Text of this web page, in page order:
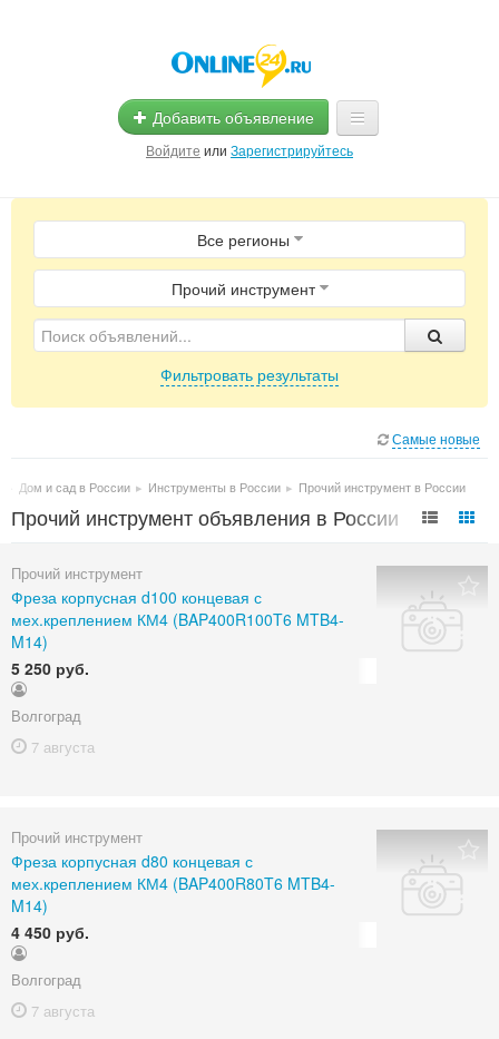
Добавить объявление
Войдите или Зарегистрируйтесь
Главная
Помощь
Услуги
Магазины
Все регионы
Прочий инструмент
Фильтровать результаты
Самые новые
Дом и сад в России ▸ Инструменты в России ▸ Прочий инструмент в России
Прочий инструмент объявления в России
Прочий инструмент
Фреза корпусная d100 концевая с
мех.креплением КМ4 (BAP400R100T6 MTB4-
M14)
5 250 руб.
Волгоград
7 августа
Прочий инструмент
Фреза корпусная d80 концевая с
мех.креплением КМ4 (BAP400R80T6 MTB4-
M14)
4 450 руб.
Волгоград
7 августа